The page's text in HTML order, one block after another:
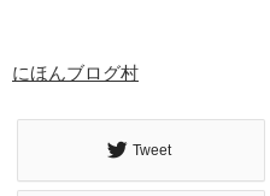
にほんブログ村
Tweet